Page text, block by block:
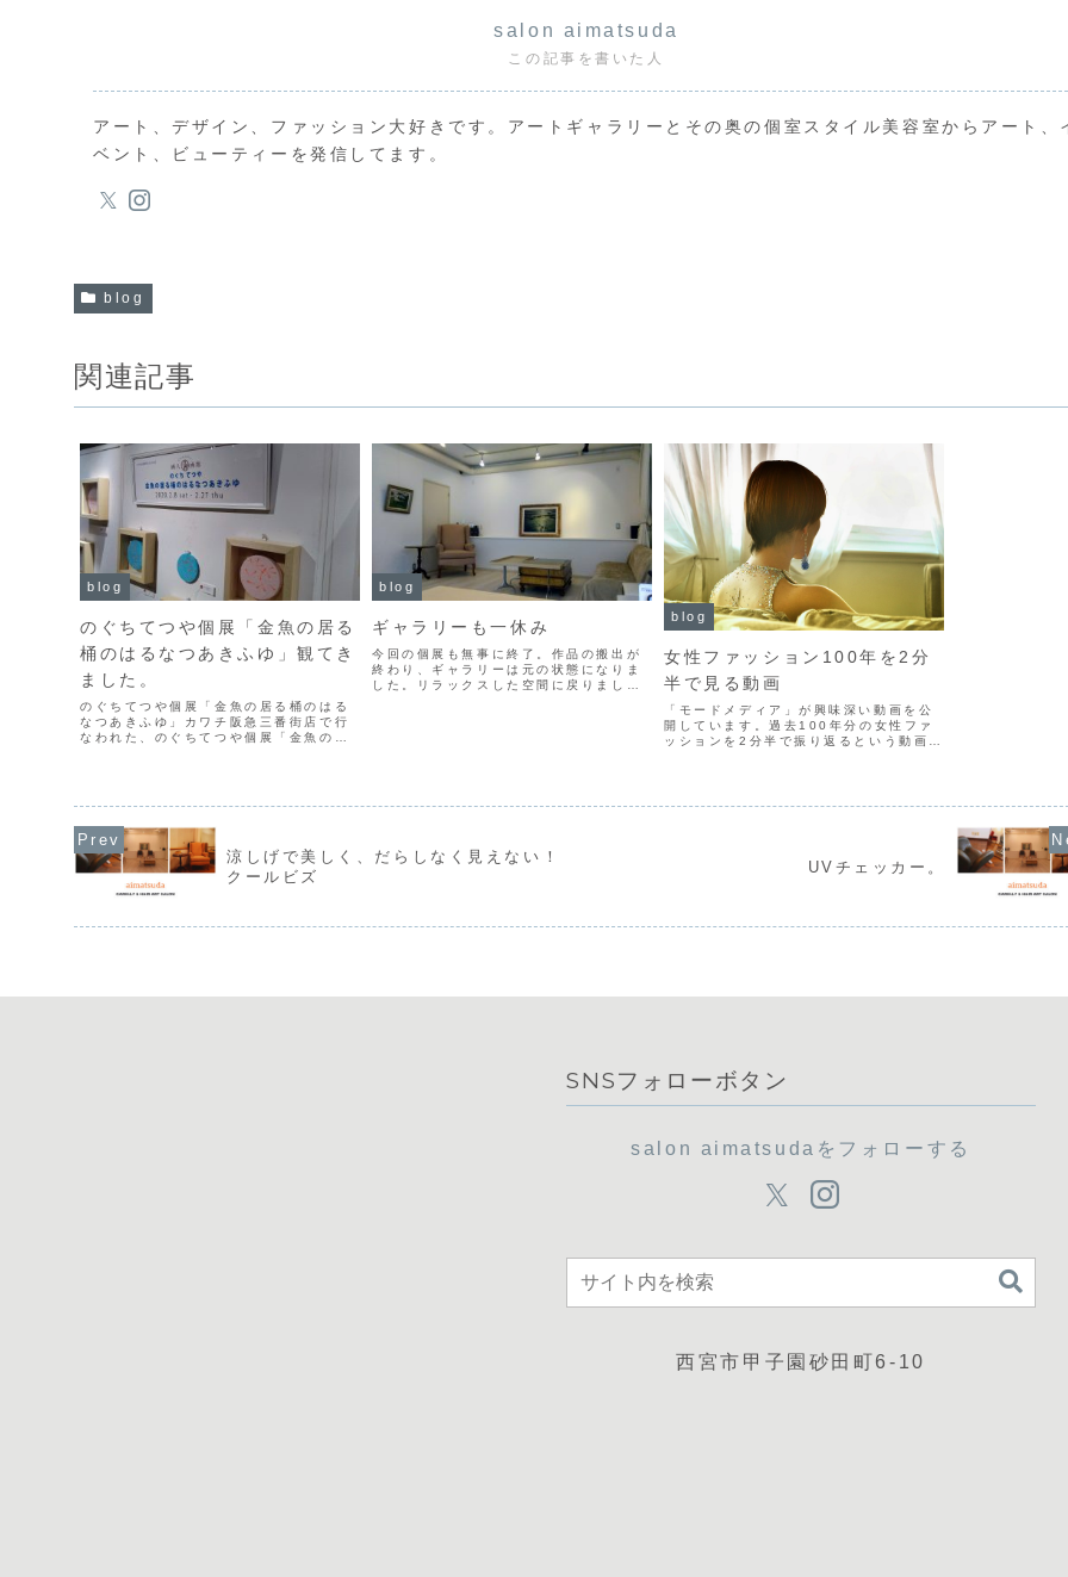
salon aimatsuda
この記事を書いた人
アート、デザイン、ファッション大好きです。アートギャラリーとその奥の個室スタイル美容室からアート、
ベント、ビューティーを発信してます。
blog
関連記事
blog
のぐちてつや個展「金魚の居る
桶のはるなつあきふゆ」観てき
ました。
のぐちてつや個展「金魚の居る桶のはる
なつあきふゆ」カワチ阪急三番街店で行
なわれた、のぐちてつや個展「金魚の居
blog
ギャラリーも一休み
今回の個展も無事に終了。作品の搬出が
終わり、ギャラリーは元の状態になりま
した。リラックスした空間に戻りまし
blog
女性ファッション100年を2分
半で見る動画
「モードメディア」が興味深い動画を公
開しています。過去100年分の女性ファ
ッションを2分半で振り返るという動画で
涼しげで美しく、だらしなく見えない！
クールビズ
UVチェッカー。
SNSフォローボタン
salon aimatsudaをフォローする
西宮市甲子園砂田町6-10